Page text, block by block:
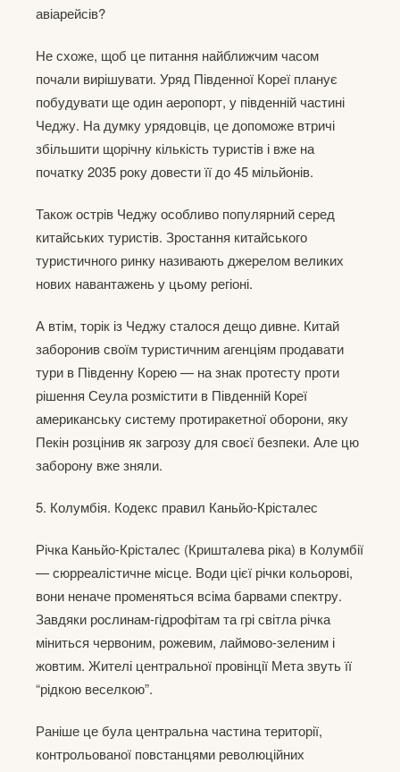
авіарейсів?
Не схоже, щоб це питання найближчим часом
почали вирішувати. Уряд Південної Кореї планує
побудувати ще один аеропорт, у південній частині
Чеджу. На думку урядовців, це допоможе втричі
збільшити щорічну кількість туристів і вже на
початку 2035 року довести її до 45 мільйонів.
Також острів Чеджу особливо популярний серед
китайських туристів. Зростання китайського
туристичного ринку називають джерелом великих
нових навантажень у цьому регіоні.
А втім, торік із Чеджу сталося дещо дивне. Китай
заборонив своїм туристичним агенціям продавати
тури в Південну Корею — на знак протесту проти
рішення Сеула розмістити в Південній Кореї
американську систему протиракетної оборони, яку
Пекін розцінив як загрозу для своєї безпеки. Але цю
заборону вже зняли.
5. Колумбія. Кодекс правил Каньйо-Крісталес
Річка Каньйо-Крісталес (Кришталева ріка) в Колумбії
— сюрреалістичне місце. Води цієї річки кольорові,
вони неначе променяться всіма барвами спектру.
Завдяки рослинам-гідрофітам та грі світла річка
міниться червоним, рожевим, лаймово-зеленим і
жовтим. Жителі центральної провінції Мета звуть її
“рідкою веселкою”.
Раніше це була центральна частина території,
контрольованої повстанцями революційних